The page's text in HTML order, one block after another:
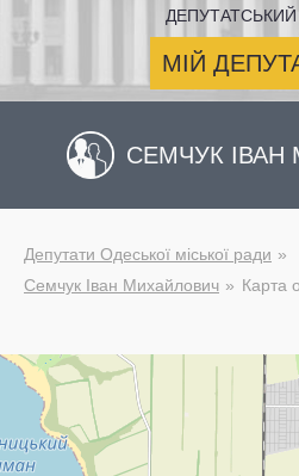
МІЙ
СЕМЧУК
Депутати Одеської міської ради
Семчук Іван Михайлович
Карта